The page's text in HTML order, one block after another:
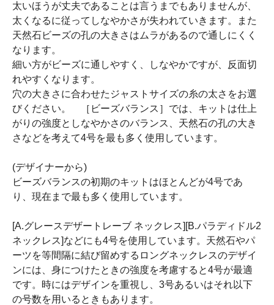
太いほうが丈夫であることは言うまでもありませんが、
太くなるに従ってしなやかさが失われていきます。また
天然石ビーズの孔の大きさはムラがあるので通しにくく
なります。
細い方がビーズに通しやすく、しなやかですが、反面切
れやすくなります。
穴の大きさに合わせたジャストサイズの糸の太さをお選
びください。 ［ビーズバランス］では、キットは仕上
がりの強度としなやかさのバランス、天然石の孔の大き
さなどを考えて4号を最も多く使用しています。
(デザイナーから)
ビーズバランスの初期のキットはほとんどが4号であ
り、現在まで最も多く使用しています。
[A.グレースデザートレーブ ネックレス][B.パラディドル2
ネックレス]などにも4号を使用しています。天然石やパ
ーツを等間隔に結び留めするロングネックレスのデザイ
ンには、身につけたときの強度を考慮すると4号が最適
です。時にはデザインを重視し、3号あるいはそれ以下
の号数を用いるときもあります。